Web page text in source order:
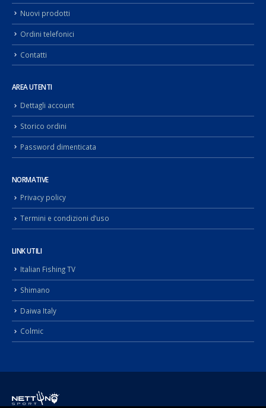
Nuovi prodotti
Ordini telefonici
Contatti
AREA UTENTI
Dettagli account
Storico ordini
Password dimenticata
NORMATIVE
Privacy policy
Termini e condizioni d’uso
LINK UTILI
Italian Fishing TV
Shimano
Daiwa Italy
Colmic